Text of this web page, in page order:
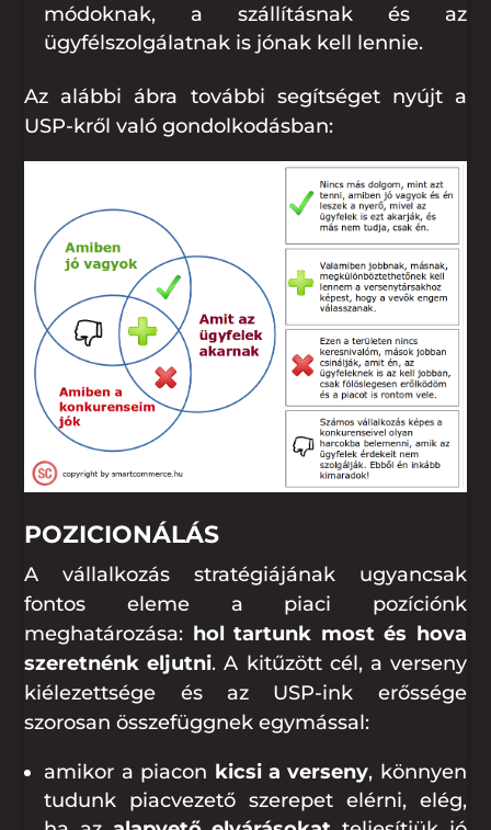
módoknak, a szállításnak és az
ügyfélszolgálatnak is jónak kell lennie.
Az alábbi ábra további segítséget nyújt a
USP-kről való gondolkodásban:
POZICIONÁLÁS
A vállalkozás stratégiájának ugyancsak
fontos eleme a piaci pozíciónk
meghatározása: hol tartunk most és hova
szeretnénk eljutni. A kitűzött cél, a verseny
kiélezettsége és az USP-ink erőssége
szorosan összefüggnek egymással:
amikor a piacon kicsi a verseny, könnyen
tudunk piacvezető szerepet elérni, elég,